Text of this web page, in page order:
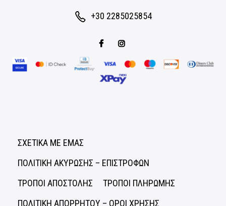
+30 2285025854
ΣΧΕΤΙΚΑ ΜΕ ΕΜΑΣ
ΠΟΛΙΤΙΚΗ ΑΚΥΡΩΣΗΣ – ΕΠΙΣΤΡΟΦΩΝ
ΤΡΟΠΟΙ ΑΠΟΣΤΟΛΗΣ
ΤΡΟΠΟΙ ΠΛΗΡΩΜΗΣ
ΠΟΛΙΤΙΚΗ ΑΠΟΡΡΗΤΟΥ – ΟΡΟΙ ΧΡΗΣΗΣ